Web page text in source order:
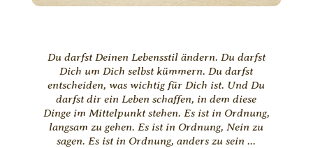
Du darfst Deinen Lebensstil ändern. Du darfst
Dich um Dich selbst kümmern. Du darfst
entscheiden, was wichtig für Dich ist. Und Du
darfst dir ein Leben schaffen, in dem diese
Dinge im Mittelpunkt stehen. Es ist in Ordnung,
langsam zu gehen. Es ist in Ordnung, Nein zu
sagen. Es ist in Ordnung, anders zu sein ...